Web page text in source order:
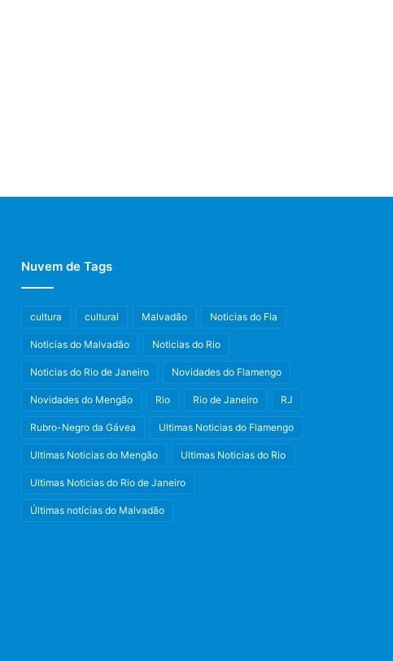
Nuvem de Tags
cultura cultural Malvadão Noticias do Fla
Noticias do Malvadão Noticias do Rio
Noticias do Rio de Janeiro Novidades do Flamengo
Novidades do Mengão Rio Rio de Janeiro RJ
Rubro-Negro da Gávea Ultimas Noticias do Flamengo
Ultimas Noticias do Mengão Ultimas Noticias do Rio
Ultimas Noticias do Rio de Janeiro
Últimas notícias do Malvadão